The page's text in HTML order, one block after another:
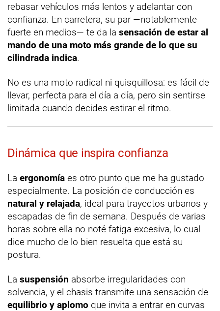
rebasar vehículos más lentos y adelantar con
confianza. En carretera, su par —notablemente
fuerte en medios— te da la sensación de estar al
mando de una moto más grande de lo que su
cilindrada indica.
No es una moto radical ni quisquillosa: es fácil de
llevar, perfecta para el día a día, pero sin sentirse
limitada cuando decides estirar el ritmo.
Dinámica que inspira confianza
La ergonomía es otro punto que me ha gustado
especialmente. La posición de conducción es
natural y relajada, ideal para trayectos urbanos y
escapadas de fin de semana. Después de varias
horas sobre ella no noté fatiga excesiva, lo cual
dice mucho de lo bien resuelta que está su
postura.
La suspensión absorbe irregularidades con
solvencia, y el chasis transmite una sensación de
equilibrio y aplomo que invita a entrar en curvas